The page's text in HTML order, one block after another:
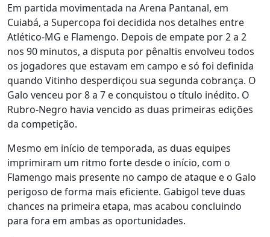
Em partida movimentada na Arena Pantanal, em
Cuiabá, a Supercopa foi decidida nos detalhes entre
Atlético-MG e Flamengo. Depois de empate por 2 a 2
nos 90 minutos, a disputa por pênaltis envolveu todos
os jogadores que estavam em campo e só foi definida
quando Vitinho desperdiçou sua segunda cobrança. O
Galo venceu por 8 a 7 e conquistou o título inédito. O
Rubro-Negro havia vencido as duas primeiras edições
da competição.
Mesmo em início de temporada, as duas equipes
imprimiram um ritmo forte desde o início, com o
Flamengo mais presente no campo de ataque e o Galo
perigoso de forma mais eficiente. Gabigol teve duas
chances na primeira etapa, mas acabou concluindo
para fora em ambas as oportunidades.